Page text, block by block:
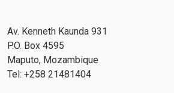
Av. Kenneth Kaunda 931
P.O. Box 4595
Maputo, Mozambique
Tel: +258 21481404